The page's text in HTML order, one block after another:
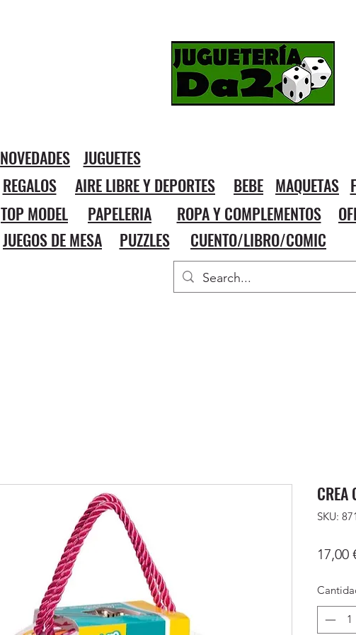
NOVEDADES JUGUETES
REGALOS
AIRE LIBRE Y DEPORTES BEBE MAQUETAS
TOP MODEL
PAPELERIA ROPA Y COMPLEMENTOS
JUEGOS DE MESA
PUZZLES CUENTO/LIBRO/COMIC
CREA
SKU:
17,00